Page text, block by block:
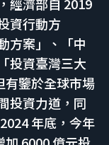
資行動方
方案」、「中
投資臺灣三大
有鑒於全球市場
投資力道，同
年底，今年